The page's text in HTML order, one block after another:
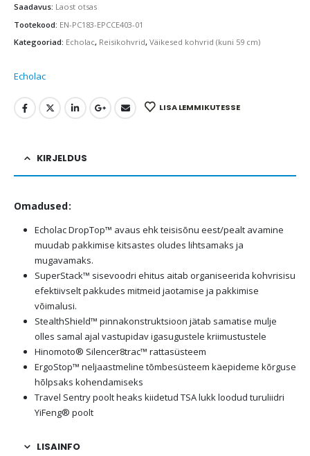
Saadavus: Laost otsas
Tootekood: EN-PC183-EPCCE403-01
Kategooriad: Echolac, Reisikohvrid, Väikesed kohvrid (kuni 59 cm)
Echolac
LISA LEMMIKUTESSE
KIRJELDUS
Omadused:
Echolac DropTop™ avaus ehk teisisõnu eest/pealt avamine
muudab pakkimise kitsastes oludes lihtsamaks ja
mugavamaks.
SuperStack™ sisevoodri ehitus aitab organiseerida kohvrisisu
efektiivselt pakkudes mitmeid jaotamise ja pakkimise
võimalusi.
StealthShield™ pinnakonstruktsioon jätab samatise mulje
olles samal ajal vastupidav igasugustele kriimustustele
Hinomoto® Silencer8trac™ rattasüsteem
ErgoStop™ neljaastmeline tõmbesüsteem käepideme kõrguse
hõlpsaks kohendamiseks
Travel Sentry poolt heaks kiidetud TSA lukk loodud turuliidri
YiFeng® poolt
LISAINFO